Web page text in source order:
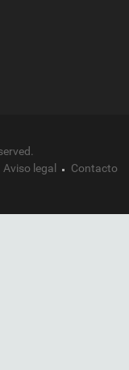
Aviso legal Contacto